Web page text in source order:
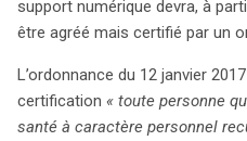
support numérique devra, à
être agréé mais certifié par un
L’ordonnance du 12 janvier
certification « toute personne
santé à caractère personnel